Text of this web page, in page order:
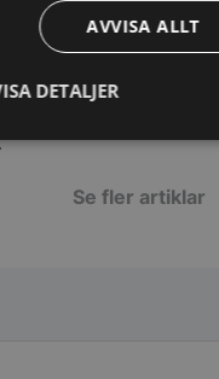
smartaste
Se fler artiklar
AVVISA ALLT
DETALJER
Prestanda